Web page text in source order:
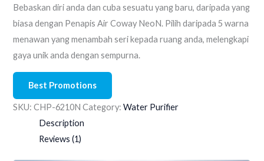
Bebaskan diri anda dan cuba sesuatu yang baru, daripada yang
biasa dengan Penapis Air Coway NeoN. Pilih daripada 5 warna
menawan yang menambah seri kepada ruang anda, melengkapi
gaya unik anda dengan sempurna.
Best Promotions
SKU:CHP-6210N Category:Water Purifier
Description
Reviews (1)